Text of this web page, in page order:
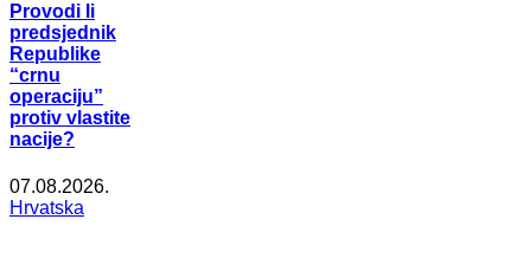
Provodi li
predsjednik
Republike
“crnu
operaciju”
protiv vlastite
nacije?
07.08.2026.
Hrvatska